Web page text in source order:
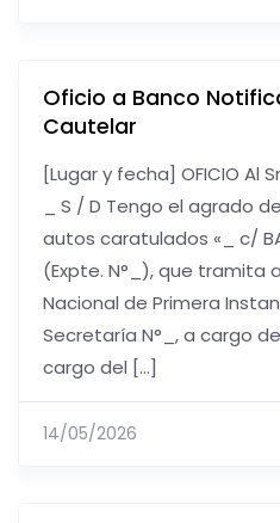
Oficio a Banco
Cautelar
[Lugar y fecha] OFICIO Al
_ S / D Tengo el agrado
autos caratulados «_ c/
(Expte. N°_), que tramita
Nacional de Primera
Secretaría N°_, a cargo
cargo del […]
14/05/2026